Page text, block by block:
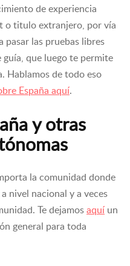
de experiencia
o titulo extranjero, por vía
las pruebas libres
guía, que luego te permite
Hablamos de todo eso
España aquí.
y otras
la comunidad donde
nivel nacional y a veces
Te dejamosaquí un
general para toda